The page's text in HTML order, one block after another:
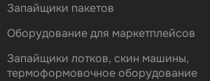
Запайщики пакетов
Оборудование для маркетплейсов
Запайщики лотков, скин машины,
термоформовочное оборудование